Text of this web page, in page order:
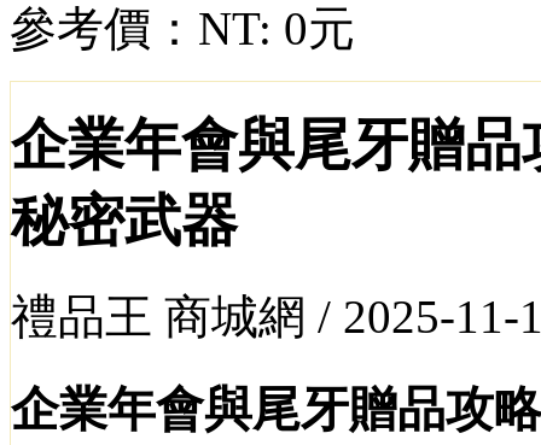
參考價： NT: 0元
企業年會與尾牙贈
秘密武器
禮品王 商城網 / 2025-11-
企業年會與尾牙贈品攻